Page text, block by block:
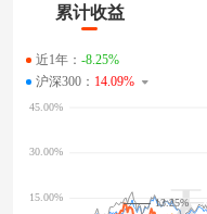
累计收益
近1年： -8.25%
沪深300： 14.09%
13.25%